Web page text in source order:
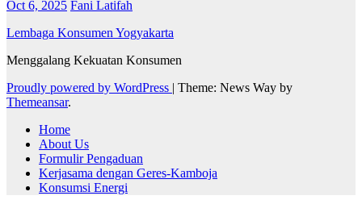
Oct 6, 2025 Fani Latifah
Lembaga Konsumen Yogyakarta
Menggalang Kekuatan Konsumen
Proudly powered by WordPress | Theme: News Way by
Themeansar.
Home
About Us
Formulir Pengaduan
Kerjasama dengan Geres-Kamboja
Konsumsi Energi